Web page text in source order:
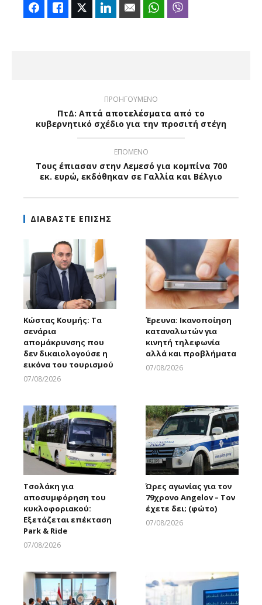
FacebookLike Twitter LinkedIn Email WhatsApp
ΠΡΟΗΓΟΥΜΕΝΟ
ΠτΔ: Απτά αποτελέσματα από το
κυβερνητικό σχέδιο για την προσιτή στέγη
ΕΠΟΜΕΝΟ
Τους έπιασαν στην Λεμεσό για κομπίνα 700
εκ. ευρώ, εκδόθηκαν σε Γαλλία και Βέλγιο
ΔΙΑΒΑΣΤΕ ΕΠΙΣΗΣ
Κώστας Κουμής: Τα
σενάρια
απομάκρυνσης που
δεν δικαιολογούσε η
εικόνα του τουρισμού
07/08/2026
Έρευνα: Ικανοποίηση
καταναλωτών για
κινητή τηλεφωνία
αλλά και προβλήματα
07/08/2026
Τσολάκη για
αποσυμφόρηση του
κυκλοφοριακού:
Εξετάζεται επέκταση
Park & Ride
07/08/2026
Ώρες αγωνίας για τον
79χρονο Angelov – Τον
έχετε δει; (φώτο)
07/08/2026